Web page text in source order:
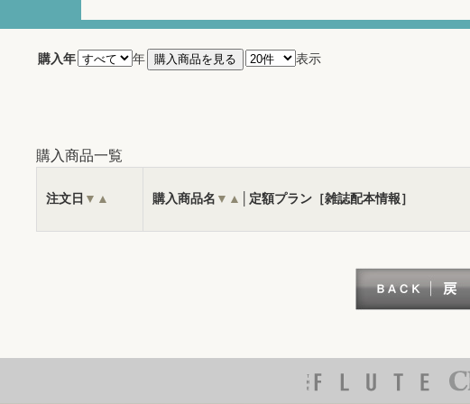
購入年 年 表示
購入商品一覧
注文日 ▼ ▲ 購入商品名 ▼ ▲ │定額プラン［雑誌配本情報］